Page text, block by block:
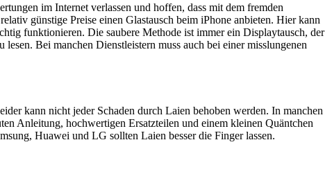
im Internet verlassen und hoffen, dass mit dem fremden
günstige Preise einen Glastausch beim iPhone anbieten. Hier kann
funktionieren. Die saubere Methode ist immer ein Displaytausch, der
Bei manchen Dienstleistern muss auch bei einer misslungenen
kann nicht jeder Schaden durch Laien behoben werden. In manchen
Anleitung, hochwertigen Ersatzteilen und einem kleinen Quäntchen
Huawei und LG sollten Laien besser die Finger lassen.